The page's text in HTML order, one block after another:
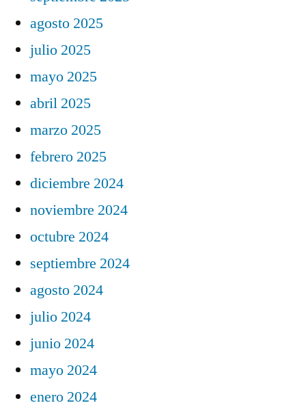
agosto 2025
julio 2025
mayo 2025
abril 2025
marzo 2025
febrero 2025
diciembre 2024
noviembre 2024
octubre 2024
septiembre 2024
agosto 2024
julio 2024
junio 2024
mayo 2024
enero 2024